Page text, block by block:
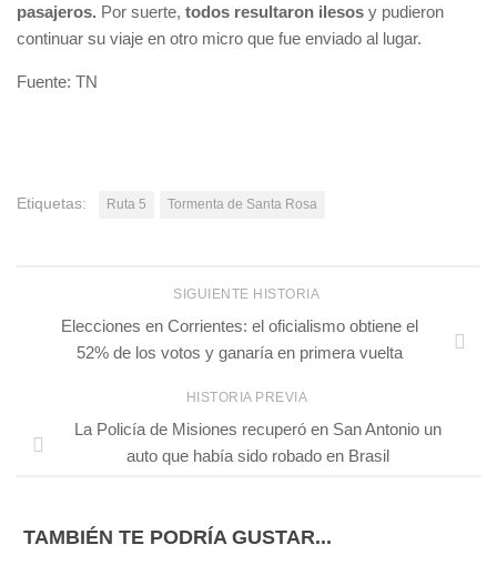
pasajeros. Por suerte, todos resultaron ilesos y pudieron
continuar su viaje en otro micro que fue enviado al lugar.
Fuente: TN
Etiquetas: Ruta 5 Tormenta de Santa Rosa
SIGUIENTE HISTORIA
Elecciones en Corrientes: el oficialismo obtiene el
52% de los votos y ganaría en primera vuelta
HISTORIA PREVIA
La Policía de Misiones recuperó en San Antonio un
auto que había sido robado en Brasil
TAMBIÉN TE PODRÍA GUSTAR...